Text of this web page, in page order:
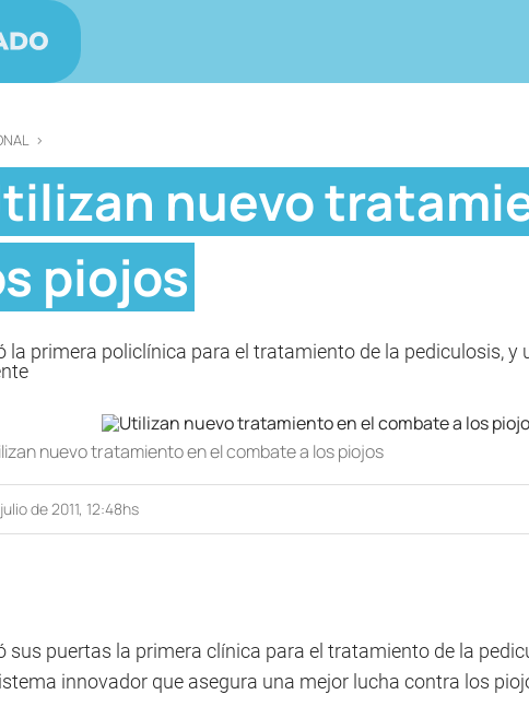
>
nuevo
piojos
la primera policlínica para el tratamiento de la pediculosis,
nuevo tratamiento en el combate a los piojos
de 2011, 12:48hs
sus puertas la primera clínica para el tratamiento de la
innovador que asegura una mejor lucha contra los